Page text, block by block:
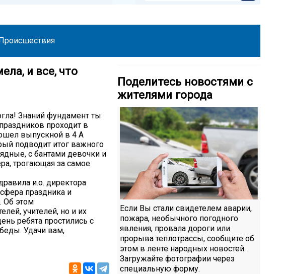
и все, что
Знаний фундамент ты
проходит в
выпускной в 4 А
подводит итог важного
с бантами девочки и
трогающая за самое
и.о. директора
праздника и
Об этом
учителей, но и их
ребята простились с
Удачи вам,
Поделитесь новостями с
жителями города
Если Вы стали свидетелем аварии,
пожара, необычного погодного
явления, провала дороги или
прорыва теплотрассы, сообщите об
этом в ленте народных новостей.
Загружайте фотографии через
специальную форму.